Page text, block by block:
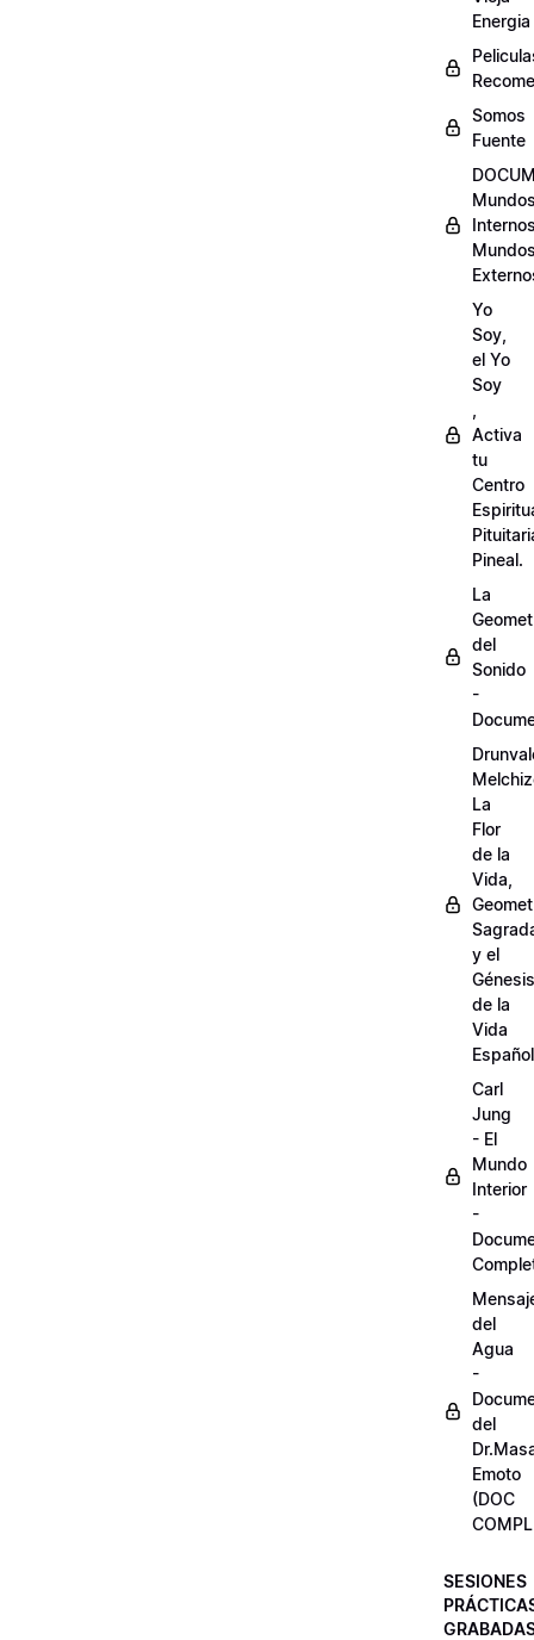
Energia
Somos
Fuente
Yo
Soy,
el Yo
Soy
Activa
tu
Centro
Pineal.
La
del
Sonido
-
La
Flor
de la
Vida,
y el
Génesis
de la
Vida
Español
Carl
Jung
- El
Mundo
Interior
-
del
Agua
-
del
Emoto
(DOC
SESIONES